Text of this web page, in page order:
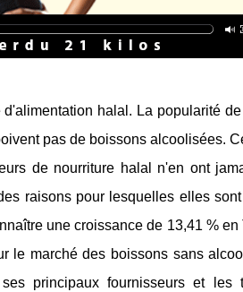
halal. La popularité
pas de boissons alcoolisées.
de nourriture halal n'en ont
raisons pour lesquelles elles
une croissance de 13,41 %
le marché des boissons sans
principaux fournisseurs et les